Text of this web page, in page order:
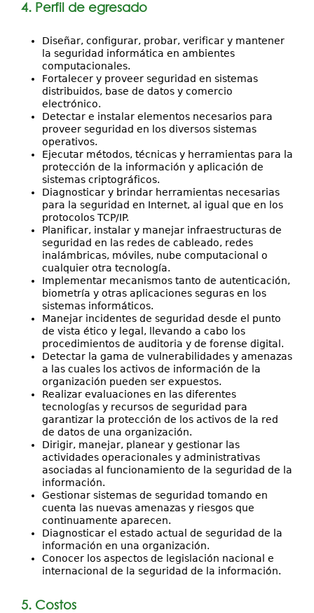
4. Perfil de egresado
Diseñar, configurar, probar, verificar y mantener
la seguridad informática en ambientes
computacionales.
Fortalecer y proveer seguridad en sistemas
distribuidos, base de datos y comercio
electrónico.
Detectar e instalar elementos necesarios para
proveer seguridad en los diversos sistemas
operativos.
Ejecutar métodos, técnicas y herramientas para la
protección de la información y aplicación de
sistemas criptográficos.
Diagnosticar y brindar herramientas necesarias
para la seguridad en Internet, al igual que en los
protocolos TCP/IP.
Planificar, instalar y manejar infraestructuras de
seguridad en las redes de cableado, redes
inalámbricas, móviles, nube computacional o
cualquier otra tecnología.
Implementar mecanismos tanto de autenticación,
biometría y otras aplicaciones seguras en los
sistemas informáticos.
Manejar incidentes de seguridad desde el punto
de vista ético y legal, llevando a cabo los
procedimientos de auditoria y de forense digital.
Detectar la gama de vulnerabilidades y amenazas
a las cuales los activos de información de la
organización pueden ser expuestos.
Realizar evaluaciones en las diferentes
tecnologías y recursos de seguridad para
garantizar la protección de los activos de la red
de datos de una organización.
Dirigir, manejar, planear y gestionar las
actividades operacionales y administrativas
asociadas al funcionamiento de la seguridad de la
información.
Gestionar sistemas de seguridad tomando en
cuenta las nuevas amenazas y riesgos que
continuamente aparecen.
Diagnosticar el estado actual de seguridad de la
información en una organización.
Conocer los aspectos de legislación nacional e
internacional de la seguridad de la información.
5. Costos